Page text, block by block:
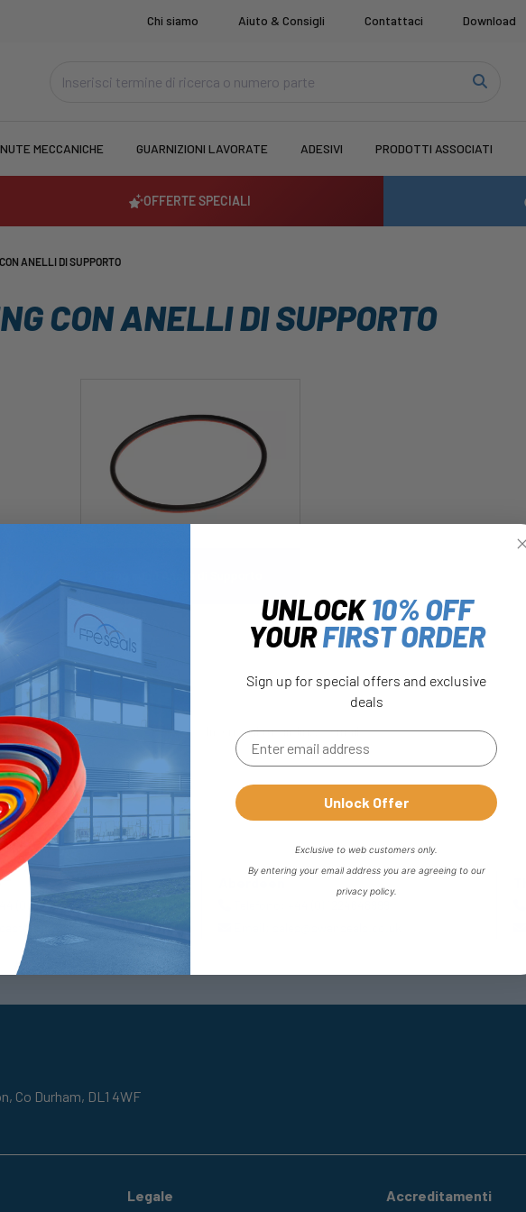
Chi siamo Aiuto & Consigli Contattaci Download
MECCANICHE GUARNIZIONI LAVORATE ADESIVI PRODOTTI ASSOCIATI
OFFERTE SPECIALI
ANELLI DI SUPPORTO
CON ANELLI DI SUPPORTO
+44 (0) 1302727252
Co Durham, DL1 4WF
Legale Accreditamenti
UNLOCK10% OFF
YOURFIRST ORDER
Sign up for special offers and exclusive
deals
Unlock Offer
Exclusive to web customers only.
By entering your email address you are agreeing to our
privacy policy.